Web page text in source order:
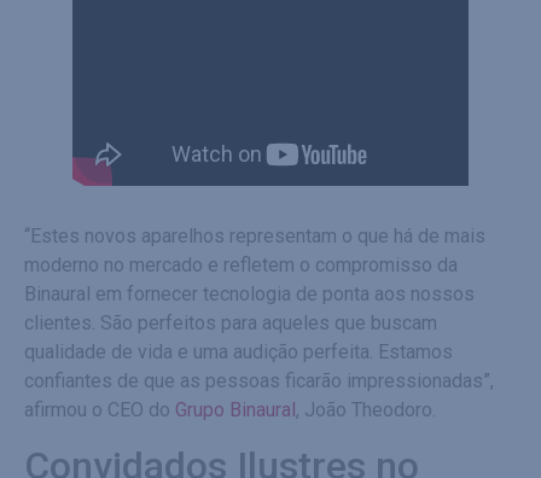
“Estes novos aparelhos representam o que há de mais
moderno no mercado e refletem o compromisso da
Binaural em fornecer tecnologia de ponta aos nossos
clientes. São perfeitos para aqueles que buscam
qualidade de vida e uma audição perfeita. Estamos
confiantes de que as pessoas ficarão impressionadas”,
afirmou o CEO do Grupo Binaural , João Theodoro.
Convidados Ilustres no